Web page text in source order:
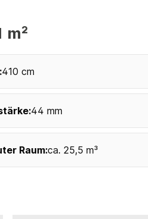
m²
410 cm
44 mm
Raum:ca. 25,5 m³